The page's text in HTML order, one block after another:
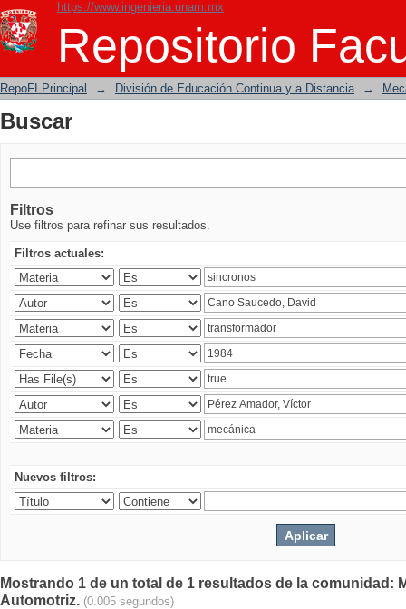
https://www.ingenieria.unam.mx
Repositorio
Buscar
RepoFI Principal → División de Educación Continua y a Distancia →
Buscar
Filtros
Use filtros para refinar sus resultados.
Filtros actuales:
Nuevos filtros:
Mostrando 1 de un total de 1 resultados de la comunidad:
Automotriz. (0.005 segundos)